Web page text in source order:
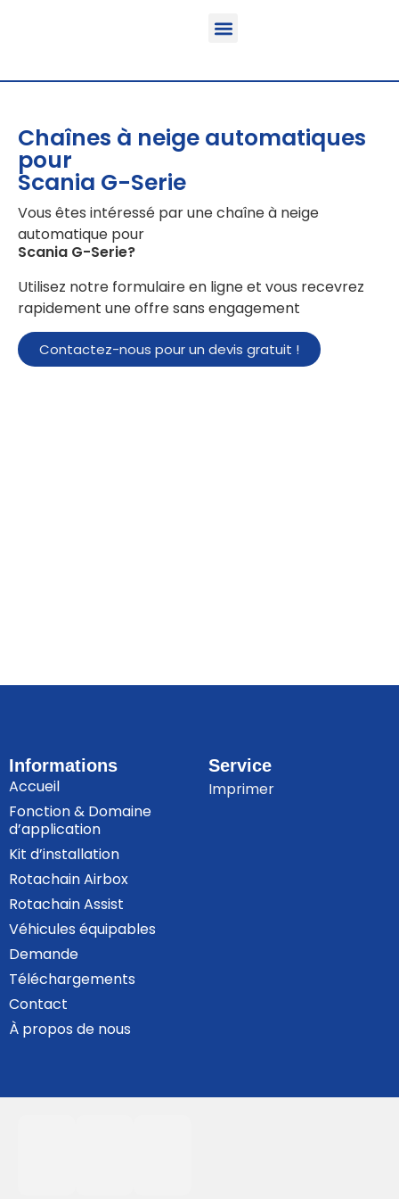
Chaînes à neige automatiques
pour
Scania G-Serie
Vous êtes intéressé par une chaîne à neige
automatique pour
Scania G-Serie?
Utilisez notre formulaire en ligne et vous recevrez
rapidement une offre sans engagement
Contactez-nous pour un devis gratuit !
Informations
Accueil
Fonction & Domaine
d’application
Kit d’installation
Rotachain Airbox
Rotachain Assist
Véhicules équipables
Demande
Téléchargements
Contact
À propos de nous
Service
Imprimer